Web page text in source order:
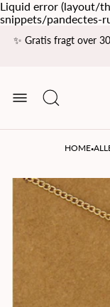
Liquid error (layout/
snippets/pandectes-
✨ Gratis fragt over
HOME·